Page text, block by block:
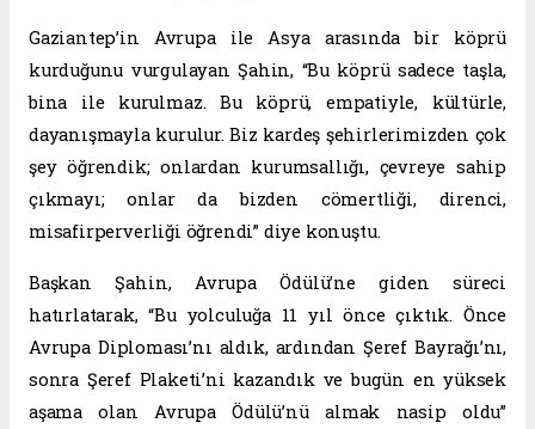
Gaziantep’in Avrupa ile Asya arasında bir köprü
kurduğunu vurgulayan Şahin, “Bu köprü sadece taşla,
bina ile kurulmaz. Bu köprü, empatiyle, kültürle,
dayanışmayla kurulur. Biz kardeş şehirlerimizden çok
şey öğrendik; onlardan kurumsallığı, çevreye sahip
çıkmayı; onlar da bizden cömertliği, direnci,
misafirperverliği öğrendi” diye konuştu.
Başkan Şahin, Avrupa Ödülü’ne giden süreci
hatırlatarak, “Bu yolculuğa 11 yıl önce çıktık. Önce
Avrupa Diploması’nı aldık, ardından Şeref Bayrağı’nı,
sonra Şeref Plaketi’ni kazandık ve bugün en yüksek
aşama olan Avrupa Ödülü’nü almak nasip oldu”